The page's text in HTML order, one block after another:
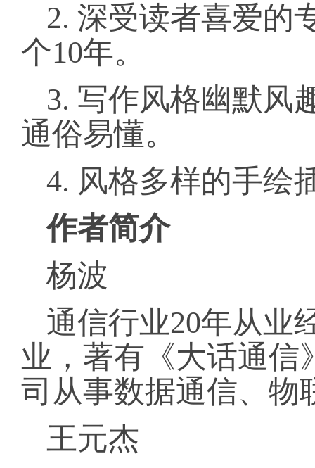
2. 深受读者喜爱的
个10年。
3. 写作风格幽默风
通俗易懂。
4. 风格多样的手绘
作者简介
杨波
通信行业20年从业
业，著有《大话通信
司从事数据通信、物
王元杰